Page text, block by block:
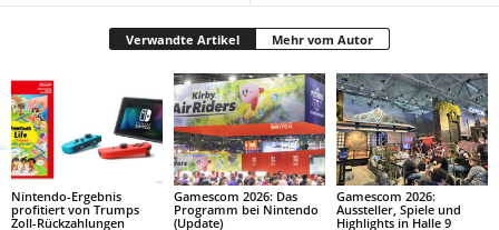
Verwandte Artikel Mehr vom Autor
Nintendo-Ergebnis
profitiert von Trumps
Zoll-Rückzahlungen
Gamescom 2026: Das
Programm bei Nintendo
(Update)
Gamescom 2026:
Aussteller, Spiele und
Highlights in Halle 9